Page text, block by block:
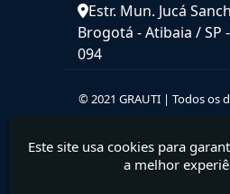
Estr. Mun. Jucá
Brogotá - Atibaia / SP
094
© 2021 GRAUTI | Todos os
Este site usa cookies para
a melhor